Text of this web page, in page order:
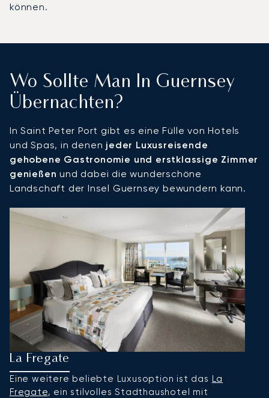
können.
Wo Sollte Man In Guernsey
Übernachten?
In Saint Peter Port gibt es eine Fülle von Hotels
und Spas, in denen jeder Luxusreisende
gehobene Gastronomie und erstklassige Zimmer
genießen und dabei die wunderschöne
Landschaft der Insel Guernsey bewundern kann.
La Fregate
Eine weitere beliebte Luxusoption ist das La
Fregate, ein stilvolles Stadthaushotel mit